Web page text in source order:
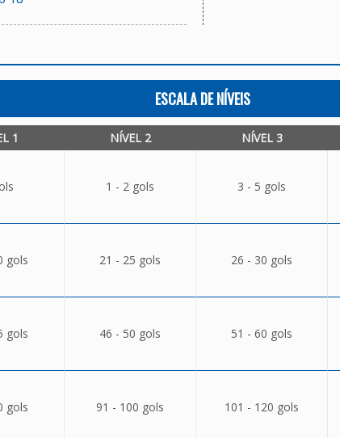
ESCALA DE NÍVEIS
1 NÍVEL 2 NÍVEL 3
1 - 2 gols 3 - 5 gols
gols 21 - 25 gols 26 - 30 gols
gols 46 - 50 gols 51 - 60 gols
gols 91 - 100 gols 101 - 120 gols